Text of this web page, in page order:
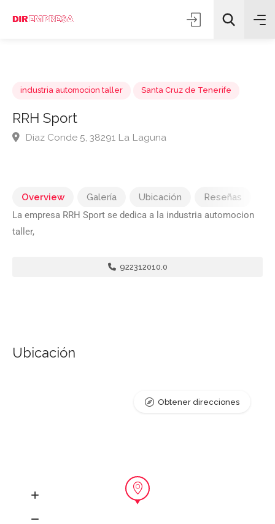
RRH Sport
Overview Galería Ubicación
Reseñas
La empresa RRH Sport se dedica a la industria automocion
taller,
922312010.0
Ubicación
Obtener direcciones